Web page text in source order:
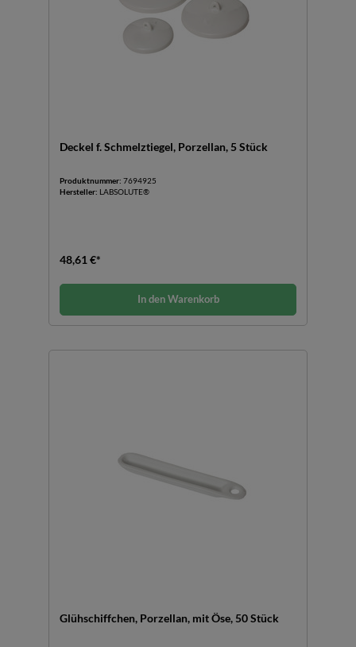
Deckel f. Schmelztiegel, Porzellan, 5 Stück
Produktnummer: 7694925
Hersteller: LABSOLUTE®
48,61 €*
In den Warenkorb
Glühschiffchen, Porzellan, mit Öse, 50 Stück